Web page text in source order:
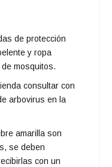
de protección
y ropa
mosquitos.
consultar con
arbovirus en la
amarilla son
se deben
con un